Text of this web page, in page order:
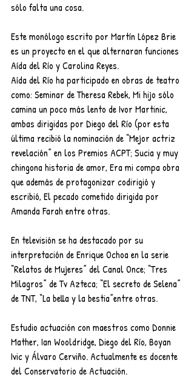
sólo falta una cosa.
Este monólogo escrito por Martín López Brie
es un proyecto en el que alternaran funciones
Aída del Río y Carolina Reyes.
Aída del Río ha participado en obras de teatro
como: Seminar de Theresa Rebek, Mi hijo sólo
camina un poco más lento de Ivor Martinic,
ambas dirigidas por Diego del Río (por esta
última recibió la nominación de “Mejor actriz
revelación” en los Premios ACPT; Sucia y muy
chingona historia de amor, Era mi compa obra
que además de protagonizar codirigió y
escribió, El pecado cometido dirigida por
Amanda Farah entre otras.
En televisión se ha destacado por su
interpretación de Enrique Ochoa en la serie
“Relatos de Mujeres” del Canal Once; “Tres
Milagros” de Tv Azteca; “El secreto de Selena”
de TNT, “La bella y la bestia”entre otras.
Estudio actuación con maestros como Donnie
Mather, Ian Wooldridge, Diego del Río, Boyan
Ivic y Álvaro Cerviño. Actualmente es docente
del Conservatorio de Actuación.